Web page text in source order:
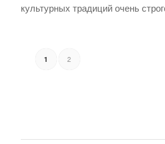
культурных традиций очень
1 2